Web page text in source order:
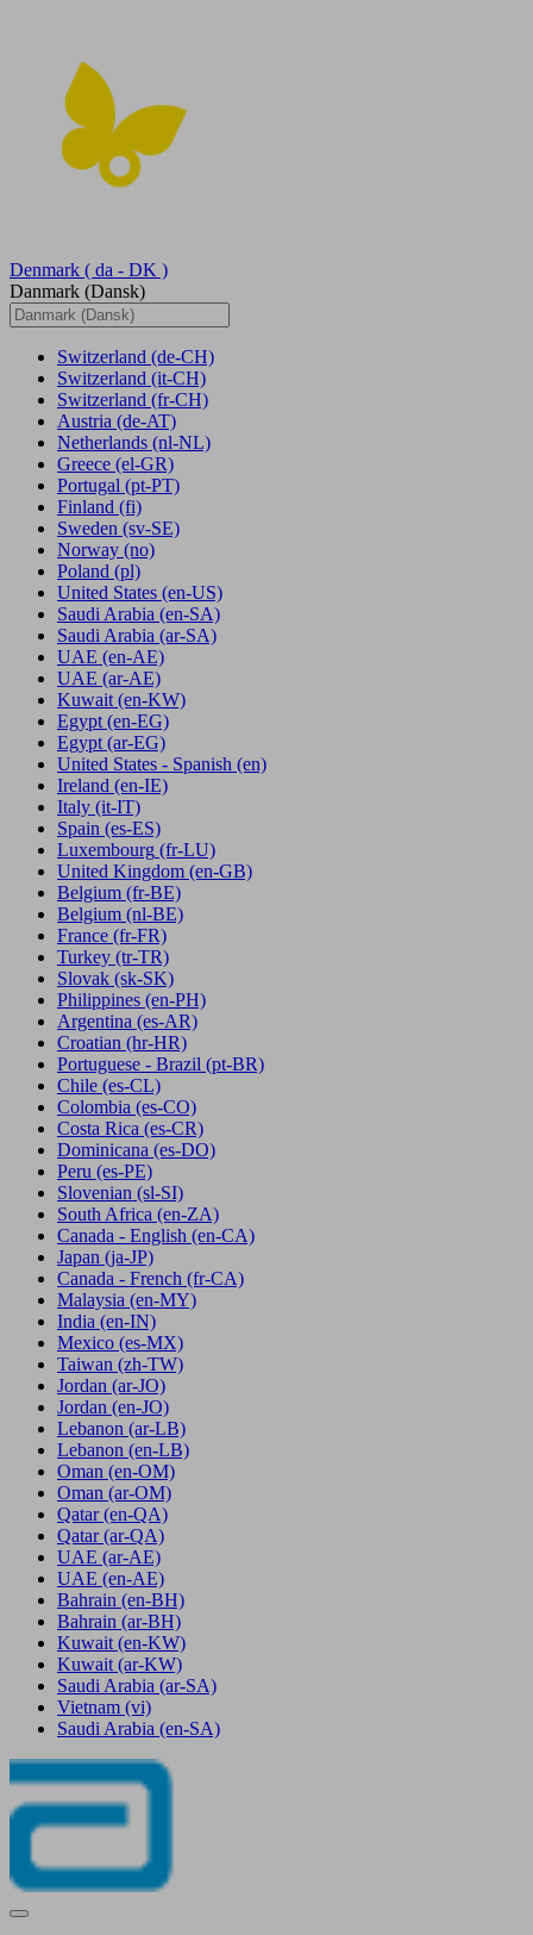
Denmark ( da - DK )
Danmark (Dansk)
Switzerland (de-CH)
Switzerland (it-CH)
Switzerland (fr-CH)
Austria (de-AT)
Netherlands (nl-NL)
Greece (el-GR)
Portugal (pt-PT)
Finland (fi)
Sweden (sv-SE)
Norway (no)
Poland (pl)
United States (en-US)
Saudi Arabia (en-SA)
Saudi Arabia (ar-SA)
UAE (en-AE)
UAE (ar-AE)
Kuwait (en-KW)
Egypt (en-EG)
Egypt (ar-EG)
United States - Spanish (en)
Ireland (en-IE)
Italy (it-IT)
Spain (es-ES)
Luxembourg (fr-LU)
United Kingdom (en-GB)
Belgium (fr-BE)
Belgium (nl-BE)
France (fr-FR)
Turkey (tr-TR)
Slovak (sk-SK)
Philippines (en-PH)
Argentina (es-AR)
Croatian (hr-HR)
Portuguese - Brazil (pt-BR)
Chile (es-CL)
Colombia (es-CO)
Costa Rica (es-CR)
Dominicana (es-DO)
Peru (es-PE)
Slovenian (sl-SI)
South Africa (en-ZA)
Canada - English (en-CA)
Japan (ja-JP)
Canada - French (fr-CA)
Malaysia (en-MY)
India (en-IN)
Mexico (es-MX)
Taiwan (zh-TW)
Jordan (ar-JO)
Jordan (en-JO)
Lebanon (ar-LB)
Lebanon (en-LB)
Oman (en-OM)
Oman (ar-OM)
Qatar (en-QA)
Qatar (ar-QA)
UAE (ar-AE)
UAE (en-AE)
Bahrain (en-BH)
Bahrain (ar-BH)
Kuwait (en-KW)
Kuwait (ar-KW)
Saudi Arabia (ar-SA)
Vietnam (vi)
Saudi Arabia (en-SA)